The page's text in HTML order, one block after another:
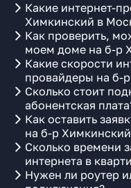
Какие интернет-
Химкинский в
Как проверить,
моем доме на б-р
Какие скорости
провайдеры на б-
Сколько стоит
абонентская
Как оставить
на б-р
Сколько времени
интернета в
Нужен ли роутер